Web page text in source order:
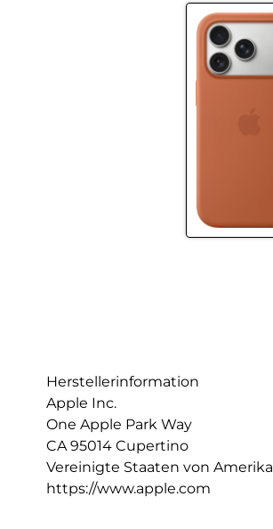
Herstellerinformation
Apple Inc.
One Apple Park Way
CA 95014 Cupertino
Vereinigte Staaten von Amerika
https://www.apple.com